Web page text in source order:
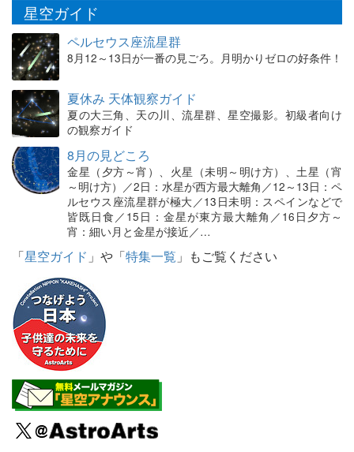
星空ガイド
ペルセウス座流星群
8月12～13日が一番の見ごろ。月明かりゼロの好条件！
夏休み 天体観察ガイド
夏の大三角、天の川、流星群、星空撮影。初級者向け
の観察ガイド
8月の見どころ
金星（夕方～宵）、火星（未明～明け方）、土星（宵
～明け方）／2日：水星が西方最大離角／12～13日：ペ
ルセウス座流星群が極大／13日未明：スペインなどで
皆既日食／15日：金星が東方最大離角／16日夕方～
宵：細い月と金星が接近／…
「星空ガイド 」や「特集一覧 」もご覧ください